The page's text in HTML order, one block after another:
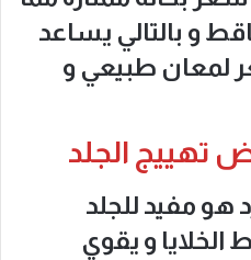
و بالتالي يساعد
لمعان طبيعي و
تهييج الجلد
هو مفيد للجلد
و يقوي